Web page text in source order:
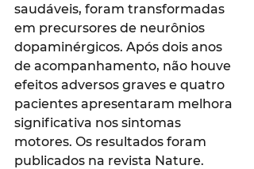
saudáveis, foram transformadas
em precursores de neurônios
dopaminérgicos. Após dois anos
de acompanhamento, não houve
efeitos adversos graves e quatro
pacientes apresentaram melhora
significativa nos sintomas
motores. Os resultados foram
publicados na revista Nature.